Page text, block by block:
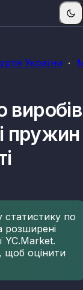
України
виробів
пружин
статистику по
розширені
YC.Market.
, щоб оцінити